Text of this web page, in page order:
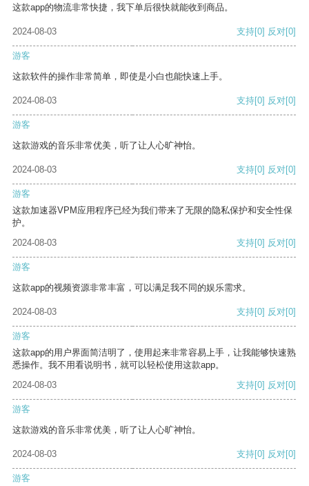
这款app的物流非常快捷，我下单后很快就能收到商品。
2024-08-03 支持[0] 反对[0]
游客
这款软件的操作非常简单，即使是小白也能快速上手。
2024-08-03 支持[0] 反对[0]
游客
这款游戏的音乐非常优美，听了让人心旷神怡。
2024-08-03 支持[0] 反对[0]
游客
这款加速器VPM应用程序已经为我们带来了无限的隐私保护和安全性保
护。
2024-08-03
支持[0] 反对[0]
游客
这款app的视频资源非常丰富，可以满足我不同的娱乐需求。
2024-08-03 支持[0] 反对[0]
游客
这款app的用户界面简洁明了，使用起来非常容易上手，让我能够快速熟
悉操作。我不用看说明书，就可以轻松使用这款app。
2024-08-03
支持[0] 反对[0]
游客
这款游戏的音乐非常优美，听了让人心旷神怡。
2024-08-03 支持[0] 反对[0]
游客